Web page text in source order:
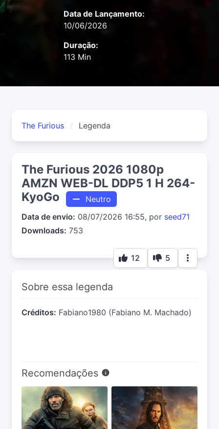
Data de Lançamento:
10/06/2026
Duração:
113 Min
The Furious Legenda
The Furious 2026 1080p
AMZN WEB-DL DDP5 1 H 264-
KyoGo
Neutro
Data de envio: 08/07/2026 16:55, por seed71
Downloads: 753
12 5
Sobre essa legenda
Créditos: Fabiano1980 (Fabiano M. Machado)
Recomendações